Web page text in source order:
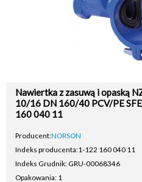
Nawiertka z zasuwą i opaską
10/16 DN 160/40 PCV/PE
160 040 11
Producent:NORSON
Indeks producenta:1-122 160 040 11
Indeks Grudnik: GRU-00068346
Opakowania: 1